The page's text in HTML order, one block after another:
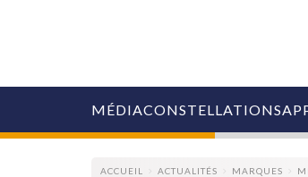
MÉDIACONSTELLATIONS
ACCUEIL ACTUALITÉS MARQUES